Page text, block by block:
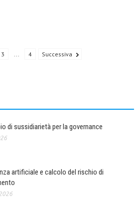
3 ... 4 Successiva
di sussidiarietà per la governance
artificiale e calcolo del rischio di